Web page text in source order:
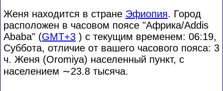
Женя находится в стране Эфиопия. Город
расположен в часовом поясе "Африка/Addis
Ababa" (GMT+3 ) с текущим временем: 06:19,
Суббота, отличие от вашего часового пояса: 3
ч. Женя (Oromiya) населенный пункт, с
населением ∼23.8 тысяча.